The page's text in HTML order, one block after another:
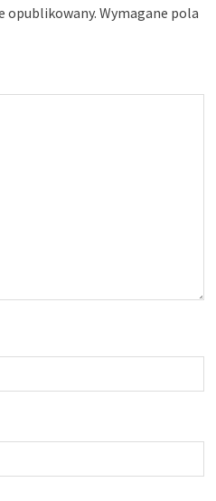
opublikowany. Wymagane pola